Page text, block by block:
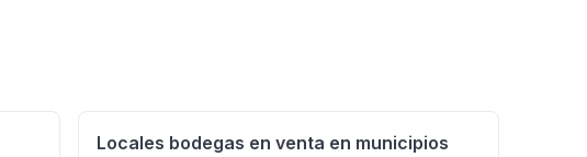
Locales bodegas en venta en municipios